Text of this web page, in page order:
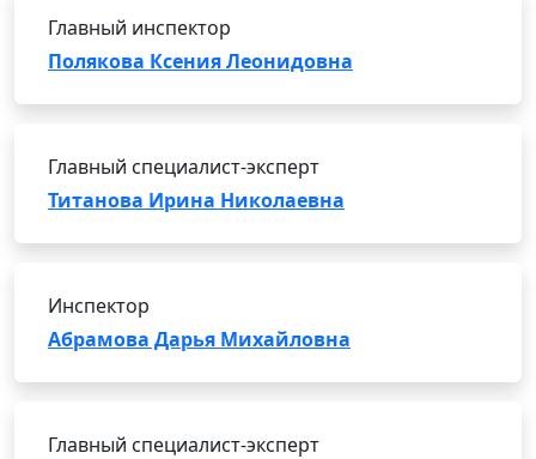
Главный инспектор
Полякова Ксения Леонидовна
Главный специалист-эксперт
Титанова Ирина Николаевна
Инспектор
Абрамова Дарья Михайловна
Главный специалист-эксперт